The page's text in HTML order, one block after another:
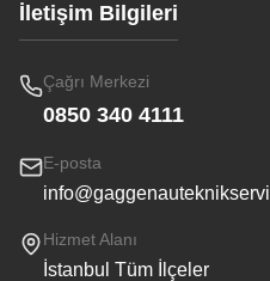
İletişim Bilgileri
Çağrı Merkezi
0850 340 4111
E-posta
Hizmet Alanı
İstanbul Tüm İlçeler